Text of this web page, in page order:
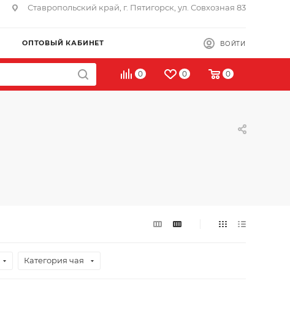
Ставропольский край, г. Пятигорск, ул. Совхозная 83
ОПТОВЫЙ КАБИНЕТ ВОЙТИ
0 0 0
Категория чая